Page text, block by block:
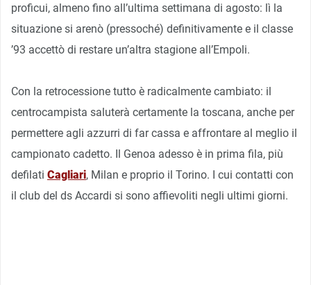
proficui, almeno fino all’ultima settimana di agosto: lì la
situazione si arenò (pressoché) definitivamente e il classe
’93 accettò di restare un’altra stagione all’Empoli.
Con la retrocessione tutto è radicalmente cambiato: il
centrocampista saluterà certamente la toscana, anche per
permettere agli azzurri di far cassa e affrontare al meglio il
campionato cadetto. Il Genoa adesso è in prima fila, più
defilati Cagliari, Milan e proprio il Torino. I cui contatti con
il club del ds Accardi si sono affievoliti negli ultimi giorni.